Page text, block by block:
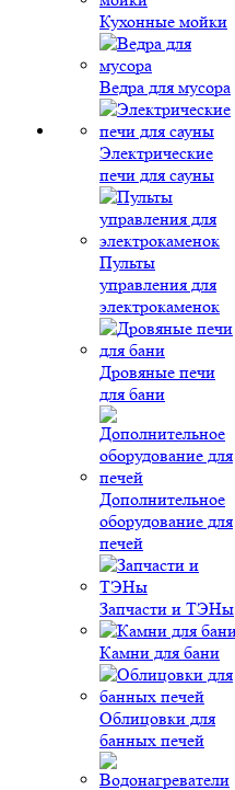
Кухонные мойки
Ведра для мусора
Электрические
печи для сауны
Пульты
управления для
электрокаменок
Дровяные печи
для бани
Дополнительное
оборудование для
печей
Запчасти и ТЭНы
Камни для бани
Облицовки для
банных печей